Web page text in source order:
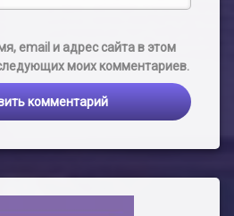
email и адрес сайта в этом
моих комментариев.